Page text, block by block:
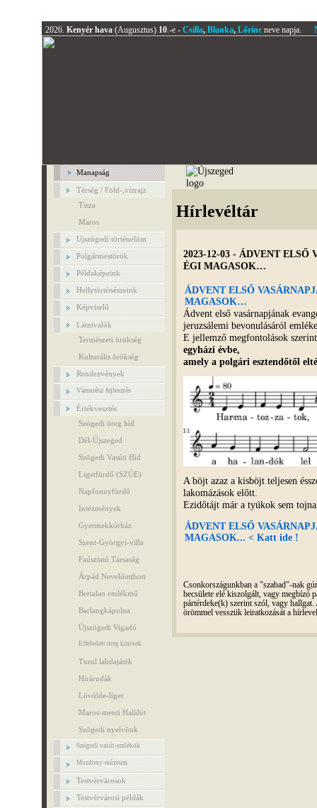
2026. Kenyér hava (Augusztus) 10.-e - Csilla, Blanka, Lőrincneve napja.
Manapság
Térség / Föld-,vízrajz
Tisza
Maros
Ujszögedi történelöm
Polgármestörök
Példaképeink
Hellytörténészeink
Képviselő
Látnivalók
Természeti örökség
Kulturális örökség
Rendezvények
Városrész fejlesztés
Értékvesztés
Szögedi öreg híd
Dél-Újszeged
Szögedi Vasúti Híd
Ligetfürdő (SZÚE)
Napfonnyfürdő
Intézmények
Gyermekkórház
Szent-Györgyi-villa
Faúsztató Társaság
Árpád Nevelőotthon
Bertalan emlékmű
Barlangkápolna
Újszögedi Vigadó
Elfeledett öreg kincsek
Turul labdajáték
Hírárudák
Lövölde-liget
Maros-menti Halálút
Szögedi nyelvünk
Szögedi vasút-emlékök
Mozdony-múzeum
Testvérvárosok
Testvérvárosi példák
Hírlevéltár
2023-12-03 - ÁDVENT ELSŐ
ÉGI MAGASOK…
ÁDVENT ELSŐ
MAGASOK…
Ádvent első vasárnapjának
jeruzsálemi bevonulásáról
E jellemző megfontolások
egyházi évbe,
amely a polgári esztendőtől
A böjt azaz a kisböjt teljesen
lakomázások előtt.
Ezidőtájt már a tyúkok sem
ÁDVENT ELSŐ
MAGASOK... < Katt ide !
Csonkországunkban a "szabad"-nak
becsülete elé kiszolgált, vagy megbízó
pártérdeke(k) szerint szól, vagy
örömmel vesszük leiratkozását a